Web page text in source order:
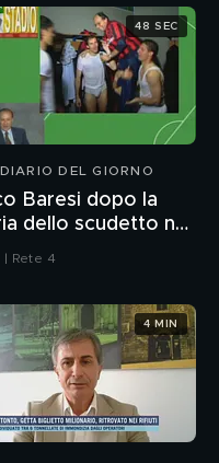
DEL GIORNO
Baresi dopo la
dello scudetto nel
Rete 4
48 SEC
4 MIN